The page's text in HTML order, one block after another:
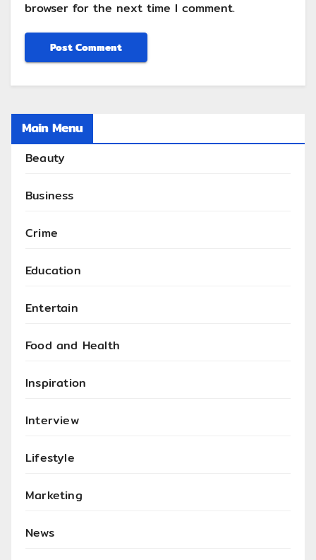
browser for the next time I comment.
Main Menu
Beauty
Business
Crime
Education
Entertain
Food and Health
Inspiration
Interview
Lifestyle
Marketing
News